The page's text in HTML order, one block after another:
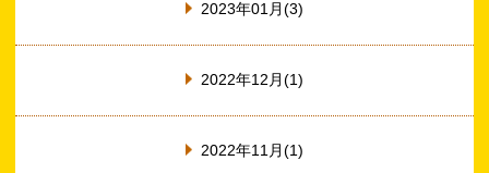
2023年01月(3)
2022年12月(1)
2022年11月(1)